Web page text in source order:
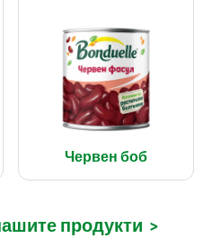
Червен боб
продукти >